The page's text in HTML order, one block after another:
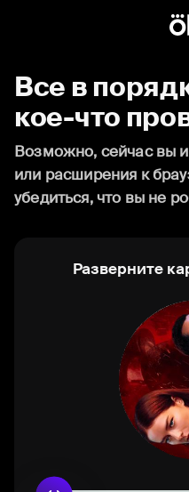
Все в
кое-что
Возможно, сейчас вы
или расширения к
убедиться, что вы не
Разверните